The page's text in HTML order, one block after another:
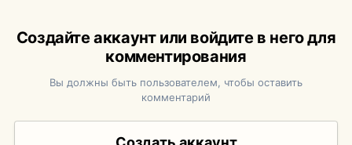
Создайте аккаунт или войдите в него для
комментирования
Вы должны быть пользователем, чтобы оставить
комментарий